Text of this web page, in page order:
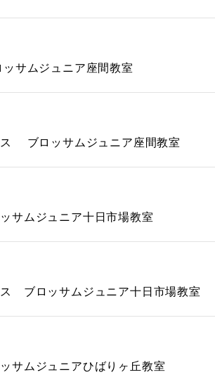
サムジュニア座間教室
ス ブロッサムジュニア座間教室
サムジュニア十日市場教室
ブロッサムジュニア十日市場教室
サムジュニアひばりヶ丘教室